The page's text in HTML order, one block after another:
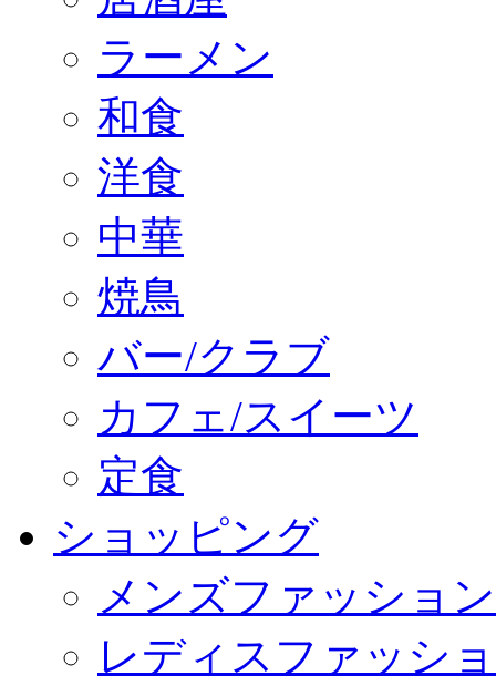
ラーメン
和食
洋食
中華
焼鳥
バー/クラブ
カフェ/スイーツ
定食
ショッピング
メンズファッション
レディスファッシ